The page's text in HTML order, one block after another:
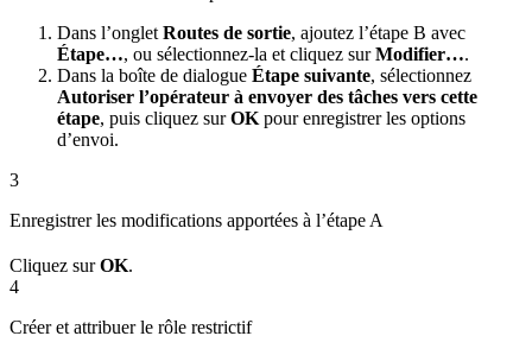
Dans l’onglet Routes de sortie, ajoutez l’étape B avec
Étape…, ou sélectionnez-la et cliquez surModifier….
Dans la boîte de dialogue Étape suivante, sélectionnez
Autoriser l’opérateur à envoyer des tâches vers cette
étape, puis cliquez surOK pour enregistrer les options
d’envoi.
3
Enregistrer les modifications apportées à l’étape A
Cliquez surOK.
4
Créer et attribuer le rôle restrictif